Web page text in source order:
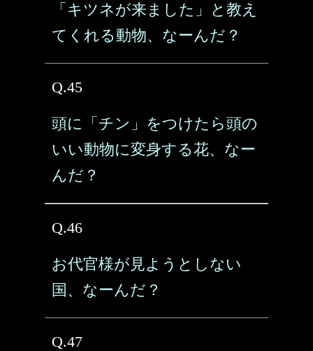
「キツネが来ました」と教え
てくれる動物、なーんだ？
Q.45
頭に「チン」をつけたら頭の
いい動物に変身する花、なー
んだ？
Q.46
お代官様が見ようとしない
国、なーんだ？
Q.47